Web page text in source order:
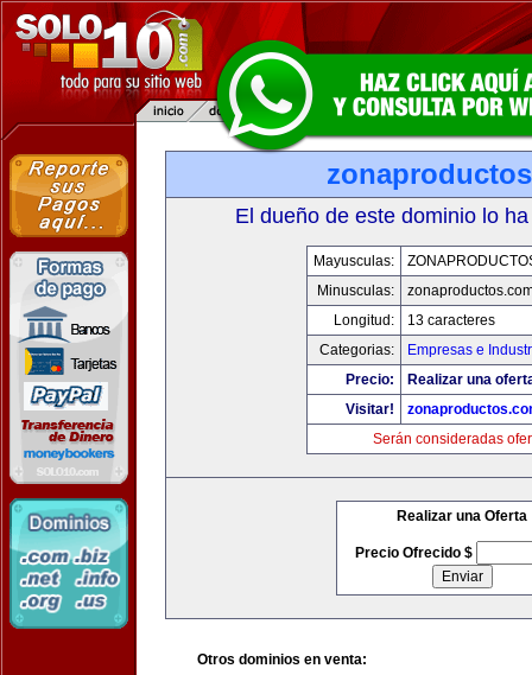
El dueño de este dominio lo
Mayusculas:
Minusculas:
Longitud:
13 caracteres
Categorias:
Empresas e
Precio:
Realizar una
Visitar!
Serán consideradas
Realizar una Oferta
Precio Ofrecido $
Otros dominios en venta: